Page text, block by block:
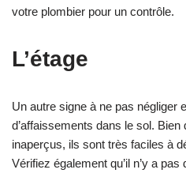
votre plombier pour un contrôle.
L’étage
Un autre signe à ne pas négliger
d’affaissements dans le sol.
inaperçus, ils sont très faciles à
Vérifiez également qu’il n’y a pas